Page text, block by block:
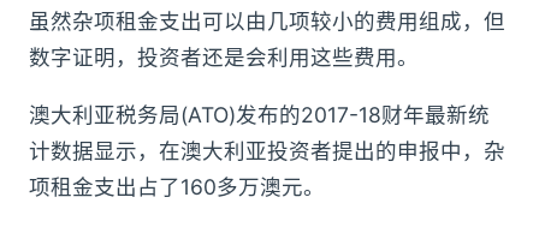
虽然杂项租金支出可以由几项较小的费用组成，但
数字证明，投资者还是会利用这些费用。
澳大利亚税务局(ATO)发布的2017-18财年最新统
计数据显示，在澳大利亚投资者提出的申报中，杂
项租金支出占了160多万澳元。